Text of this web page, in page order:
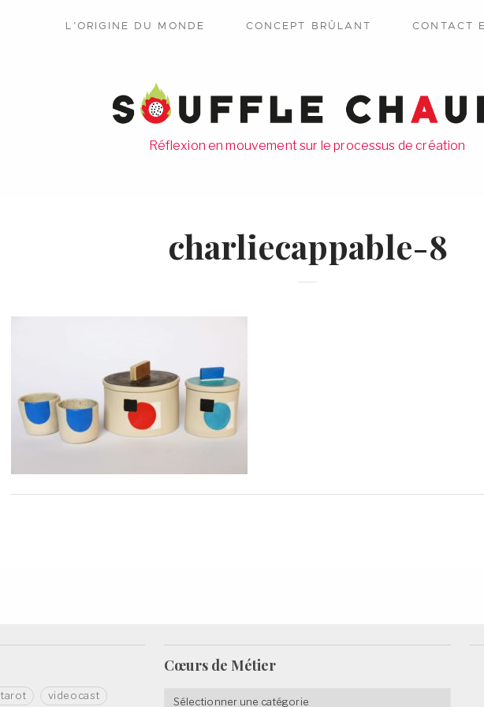
L’ORIGINE DU MONDE CONCEPT BRÛLANT CONTACT
Réflexion en mouvement sur le processus de création
charliecappable-8
tarot videocast
Cœurs de Métier
Cœurs